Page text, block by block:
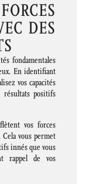
DES
fondamentales
En identifiant
vos capacités
positifs
vos forces
vous permet
innés que vous
rappel de vos